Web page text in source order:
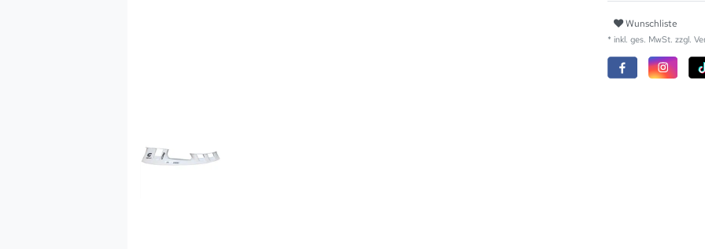
Wunschliste
* inkl. ges. MwSt. zzgl.